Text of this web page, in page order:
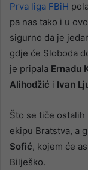
Prva liga FBiH
pa nas tako i u
sigurno da je
gdje će Sloboda
je pripala Ernadu
Alihodžić i Ivan
Što se tiče ostalih
ekipu Bratstva, a
Sofić, kojem će
Bilješko.